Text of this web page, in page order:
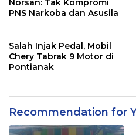
Norsan: Tak Kompromi
PNS Narkoba dan Asusila
Salah Injak Pedal, Mobil
Chery Tabrak 9 Motor di
Pontianak
Recommendation for